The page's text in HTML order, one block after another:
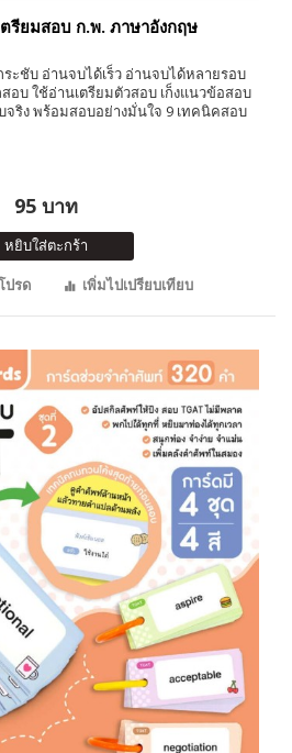
รียมสอบ ก.พ. ภาษาอังกฤษ
ะชับ อ่านจบได้เร็ว อ่านจบได้หลายรอบ
อบ ใช้อ่านเตรียมตัวสอบ เก็งแนวข้อสอบ
ริง พร้อมสอบอย่างมั่นใจ 9 เทคนิคสอบ
95 บาท
หยิบใส่ตะกร้า
ปรด
เพิ่มไปเปรียบเทียบ